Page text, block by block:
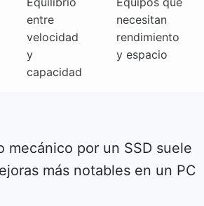
entre
velocidad
y
capacidad
necesitan
rendimiento
y espacio
mecánico por un SSD suele
más notables en un PC